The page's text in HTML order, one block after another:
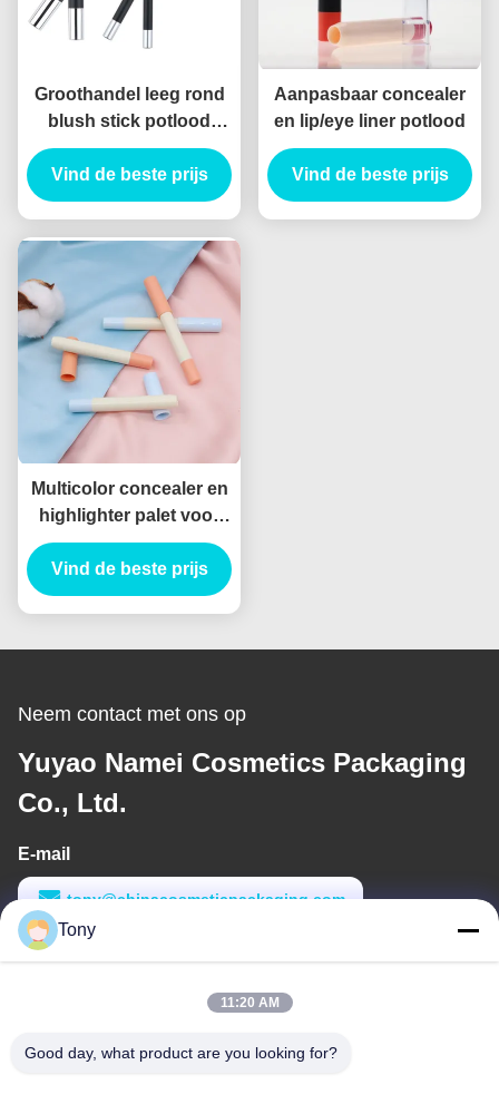
Groothandel leeg rond
blush stick potlood
lippenstift oogschaduw
contour concealer buis
verpakking
Vind de beste prijs
Aanpasbaar concealer
en lip/eye liner potlood
Vind de beste prijs
Multicolor concealer en
highlighter palet voor
alle huidtypen
Vind de beste prijs
Neem contact met ons op
Yuyao Namei Cosmetics Packaging
Co., Ltd.
E-mail
tony@chinacosmeticpackaging.com
Werktijd
Tony
11:20 AM
Good day, what product are you looking for?